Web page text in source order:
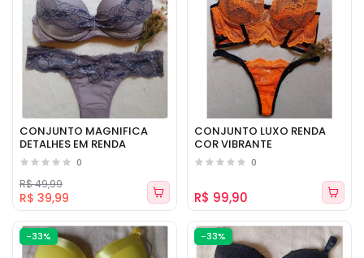
CONJUNTO MAGNIFICA
DETALHES EM RENDA
0
R$ 39,99
R$ 49,99
CONJUNTO LUXO RENDA
COR VIBRANTE
0
R$ 99,90
-33% -33%